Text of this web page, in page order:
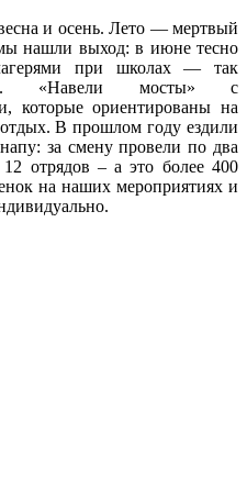
и осень. Лето — мертвый
нашли выход: в июне тесно
при школах — так
«Навели мосты» с
которые ориентированы на
В прошлом году ездили
за смену провели по два
12 отрядов – а это более 400
на наших мероприятиях и